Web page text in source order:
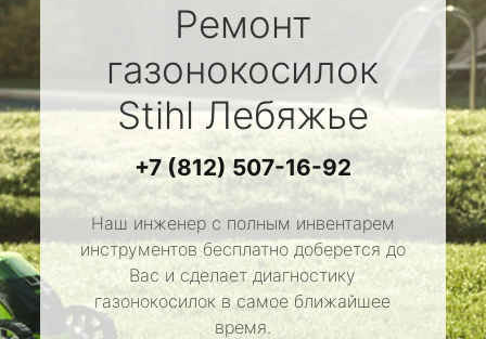
Ремонт
газонокосилок
StihlЛебяжье
+7 (812) 507-16-92
Наш инженер с полным инвентарем
инструментов бесплатно доберется до
Вас и сделает диагностику
газонокосилок в самое ближайшее
время.